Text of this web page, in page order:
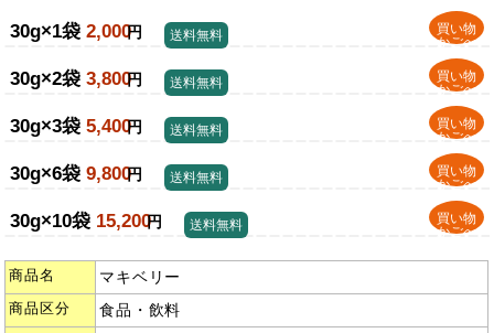
30g×1袋 2,000円
買い物
かごへ
送料無料
30g×2袋 3,800円
買い物
かごへ
送料無料
30g×3袋 5,400円
買い物
かごへ
送料無料
30g×6袋 9,800円
買い物
かごへ
送料無料
30g×10袋 15,200円
買い物
かごへ
送料無料
商品名 マキベリー
商品区分 食品・飲料